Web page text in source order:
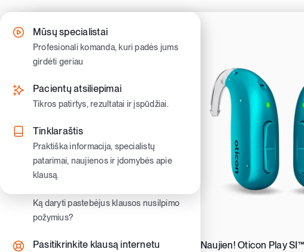
to
content
Pirkimas lizingu
Kaip gauti klausos aparatus
Sužinokite kaip pasinaudoti valstybine
kompensacija ir gauti nemokamus
Klausos aparatų tipai
Moderniausi klausos aparatai
Oticon ir Philips aparatai
Priedai patogumui, priežiūrai ir
geresniam girdėjimui kasdien
Naujien! Oticon Play SI™
Klausos nusilpimo simptomai
Atpažinkite pirmuosius ženklus ir
pradėkite veikti laiku.
Klausos nusilpimo tipai
Sužinokite skirtumus ir ką jie reiškia
Gyvenimas su nusilpusia klausa
Patarimai kasdienybei, bendravimui ir
pasitikėjimui savimi
Ką daryti pastebėjus klausos nusilpimo
požymius?
Pasitikrinkite klausą internetu
Mūsų specialistai
Profesionali komanda, kuri padės jums
girdėti geriau
Pacientų atsiliepimai
Tikros patirtys, rezultatai ir įspūdžiai.
Tinklaraštis
Praktiška informacija, specialistų
patarimai, naujienos ir įdomybės apie
klausą.